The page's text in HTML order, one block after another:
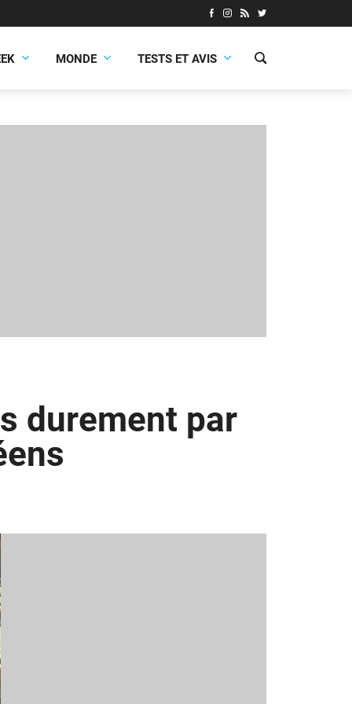
MONDE TESTS ET AVIS
durement par